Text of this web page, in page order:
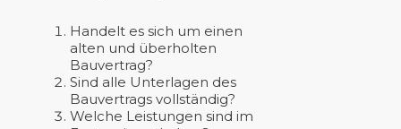
Handelt es sich um einen
alten und überholten
Bauvertrag?
Sind alle Unterlagen des
Bauvertrags vollständig?
Welche Leistungen sind im